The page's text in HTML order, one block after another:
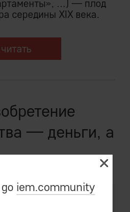
...) — плод
середины XIX века.
читать
— деньги, а
iem.community